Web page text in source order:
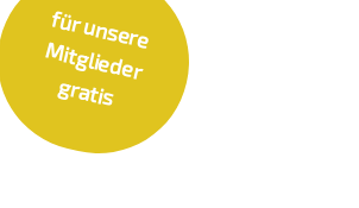
fü
r u
n
s
e
re
M
itg
lie
d
e
r
g
ra
tis